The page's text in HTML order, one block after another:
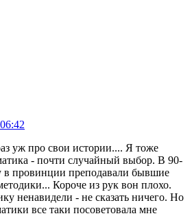
уж про свои истории.... Я тоже
- почти случайный выбор. В 90-
в провинции преподавали бывшие
Короче из рук вон плохо.
ненавидели - не сказать ничего. Но
все таки посоветовала мне